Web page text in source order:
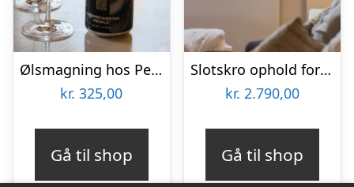
Ølsmagning hos People Like Us
kr. 325,00
Gå til shop
Slotskro ophold for 2 på Schackenborg Slotskro
kr. 2.790,00
Gå til shop